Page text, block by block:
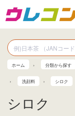
ホーム 分類から探す
洗顔料 シロク
シロク